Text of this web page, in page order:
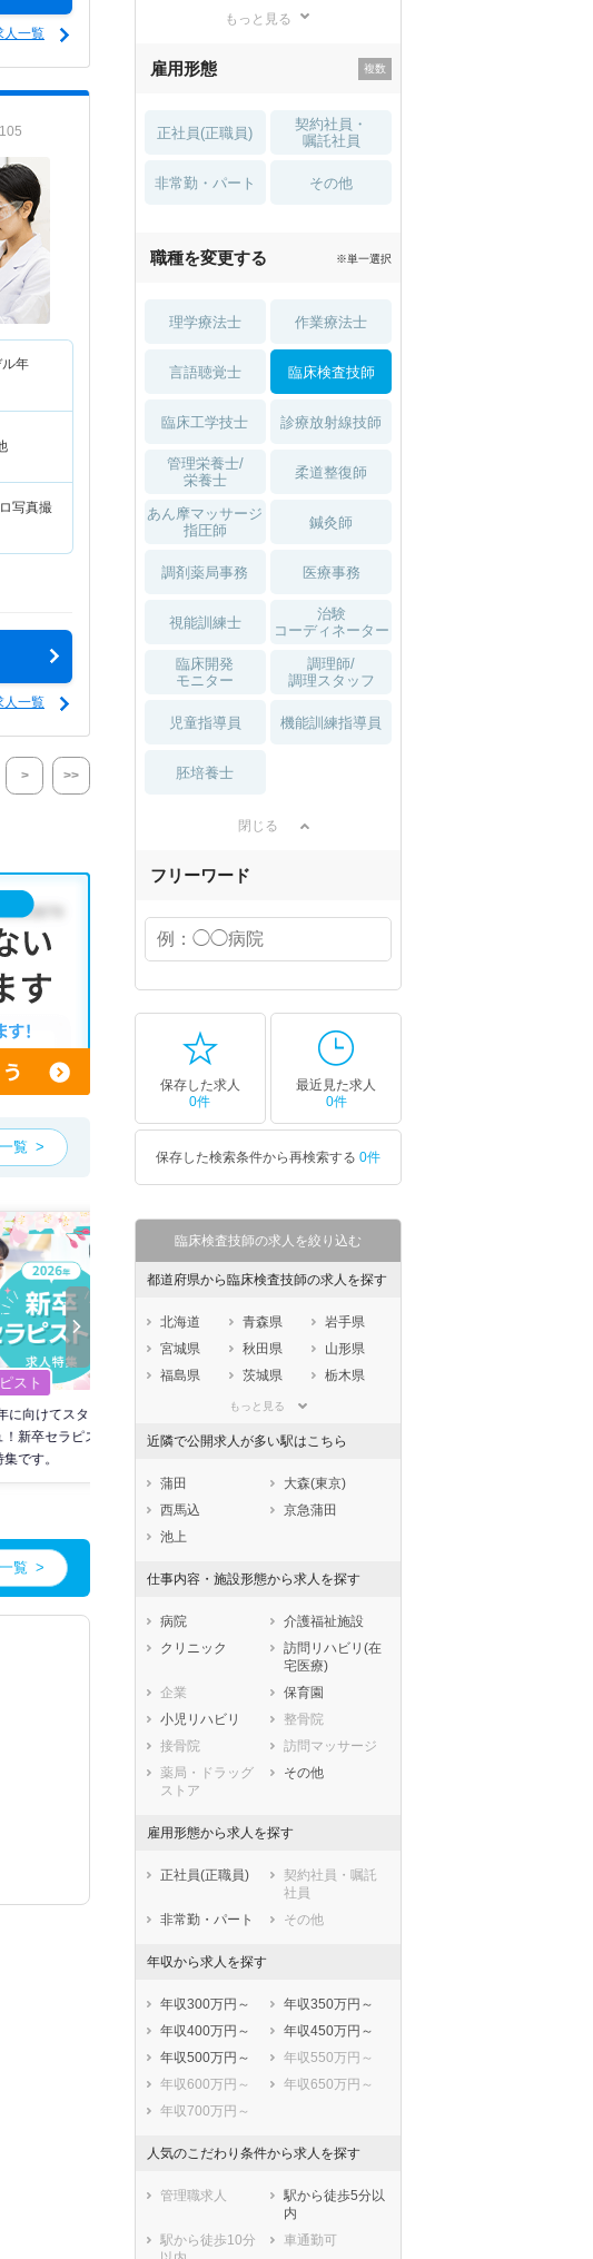
人一覧
年
写真撮
人一覧
> >>
覧
スト
に向けてスタートダ
！新卒セラピスト向け
です。
セラピスト
世の中の需要の高まりととも
に増加傾向の「介護施設」求
覧
住宅手当・補助
土日祝休 無資格 OK
積極採用中 WEB面接OK
もっと見る
雇用形態
正社員(正職員)
契約社員・
嘱託社員
非常勤・パート その他
職種を変更する ※単一選択
理学療法士 作業療法士
言語聴覚士 臨床検査技師
臨床工学技士 診療放射線技師
管理栄養士/
栄養士
柔道整復師
あん摩マッサージ
指圧師
鍼灸師
調剤薬局事務 医療事務
視能訓練士
治験
コーディネーター
臨床開発
モニター
調理師/
調理スタッフ
児童指導員 機能訓練指導員
胚培養士
閉じる
フリーワード
保存した求人
0件
最近見た求人
0件
保存した検索条件から再検索する 0件
臨床検査技師の求人を絞り込む
都道府県から臨床検査技師の求人を探す
北海道 青森県
岩手県
宮城県
秋田県
山形県
福島県
茨城県
栃木県
埼玉県
石川県
福井県
岐阜県
静岡県
愛知県
三重県
滋賀県
鳥取県
島根県
岡山県
広島県
山口県
徳島県
香川県
愛媛県
高知県
長崎県
熊本県
大分県
鹿児島県
沖縄県
もっと見る
近隣で公開求人が多い駅はこちら
蒲田
大森(東京)
西馬込
京急蒲田
池上
仕事内容・施設形態から求人を探す
病院
介護福祉施設
クリニック
訪問リハビリ(在
宅医療)
企業
保育園
小児リハビリ
整骨院
接骨院
訪問マッサージ
薬局・ドラッグ
ストア
その他
雇用形態から求人を探す
正社員(正職員)
契約社員・嘱託
社員
非常勤・パート
その他
年収から求人を探す
年収300万円～
年収350万円～
年収400万円～
年収450万円～
年収500万円～
年収550万円～
年収600万円～
年収650万円～
年収700万円～
人気のこだわり条件から求人を探す
管理職求人
駅から徒歩5分以
内
駅から徒歩10分
車通勤可